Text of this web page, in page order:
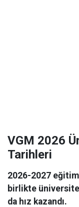
VGM 2026
Tarihleri
2026-2027
birlikte
da hız kazandı.